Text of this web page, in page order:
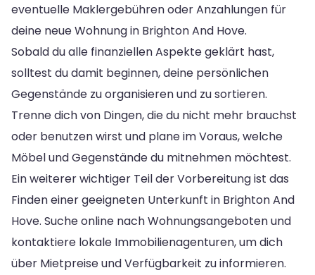
eventuelle Maklergebühren oder Anzahlungen für
deine neue Wohnung in Brighton And Hove.
Sobald du alle finanziellen Aspekte geklärt hast,
solltest du damit beginnen, deine persönlichen
Gegenstände zu organisieren und zu sortieren.
Trenne dich von Dingen, die du nicht mehr brauchst
oder benutzen wirst und plane im Voraus, welche
Möbel und Gegenstände du mitnehmen möchtest.
Ein weiterer wichtiger Teil der Vorbereitung ist das
Finden einer geeigneten Unterkunft in Brighton And
Hove. Suche online nach Wohnungsangeboten und
kontaktiere lokale Immobilienagenturen, um dich
über Mietpreise und Verfügbarkeit zu informieren.